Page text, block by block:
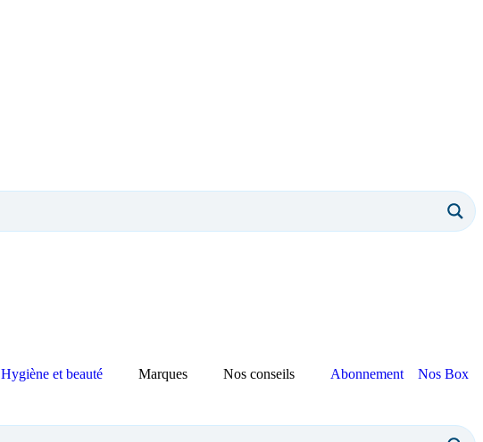
Hygiène et beauté Marques Nos conseils Abonnement Nos Box